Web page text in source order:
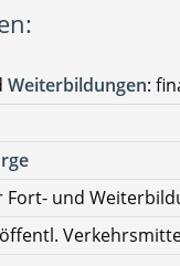
Weiterbildungen:
Fort- und